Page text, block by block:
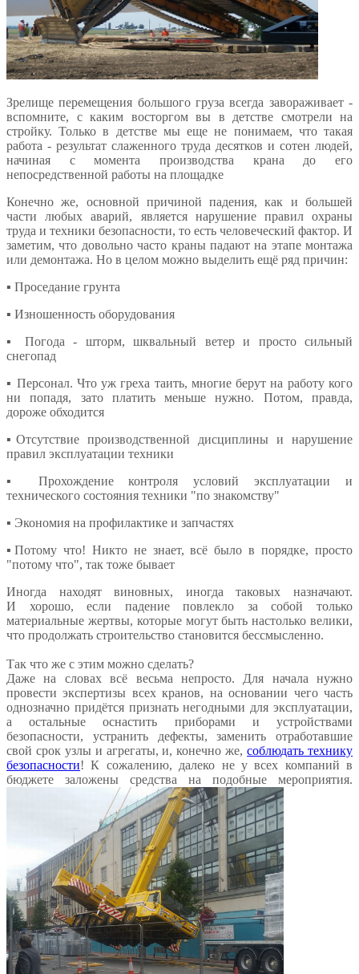
Зрелище перемещения большого груза всегда завораживает -
вспомните, с каким восторгом вы в детстве смотрели на
стройку. Только в детстве мы еще не понимаем, что такая
работа - результат слаженного труда десятков и сотен людей,
начиная с момента производства крана до его
непосредственной работы на площадке
Конечно же, основной причиной падения, как и большей
части любых аварий, является нарушение правил охраны
труда и техники безопасности, то есть человеческий фактор. И
заметим, что довольно часто краны падают на этапе монтажа
или демонтажа. Но в целом можно выделить ещё ряд причин:
▪️ Проседание грунта
▪️ Изношенность оборудования
▪️ Погода - шторм, шквальный ветер и просто сильный
снегопад
▪️ Персонал. Что уж греха таить, многие берут на работу кого
ни попадя, зато платить меньше нужно. Потом, правда,
дороже обходится
▪️Отсутствие производственной дисциплины и нарушение
правил эксплуатации техники
▪️ Прохождение контроля условий эксплуатации и
технического состояния техники "по знакомству"
▪️ Экономия на профилактике и запчастях
▪️Потому что! Никто не знает, всё было в порядке, просто
"потому что", так тоже бывает
Иногда находят виновных, иногда таковых назначают.
И хорошо, если падение повлекло за собой только
материальные жертвы, которые могут быть настолько велики,
что продолжать строительство становится бессмысленно.
Так что же с этим можно сделать?
Даже на словах всё весьма непросто. Для начала нужно
провести экспертизы всех кранов, на основании чего часть
однозначно придётся признать негодными для эксплуатации,
а остальные оснастить приборами и устройствами
безопасности, устранить дефекты, заменить отработавшие
свой срок узлы и агрегаты, и, конечно же,соблюдать технику
безопасности! К сожалению, далеко не у всех компаний в
бюджете заложены средства на подобные мероприятия.